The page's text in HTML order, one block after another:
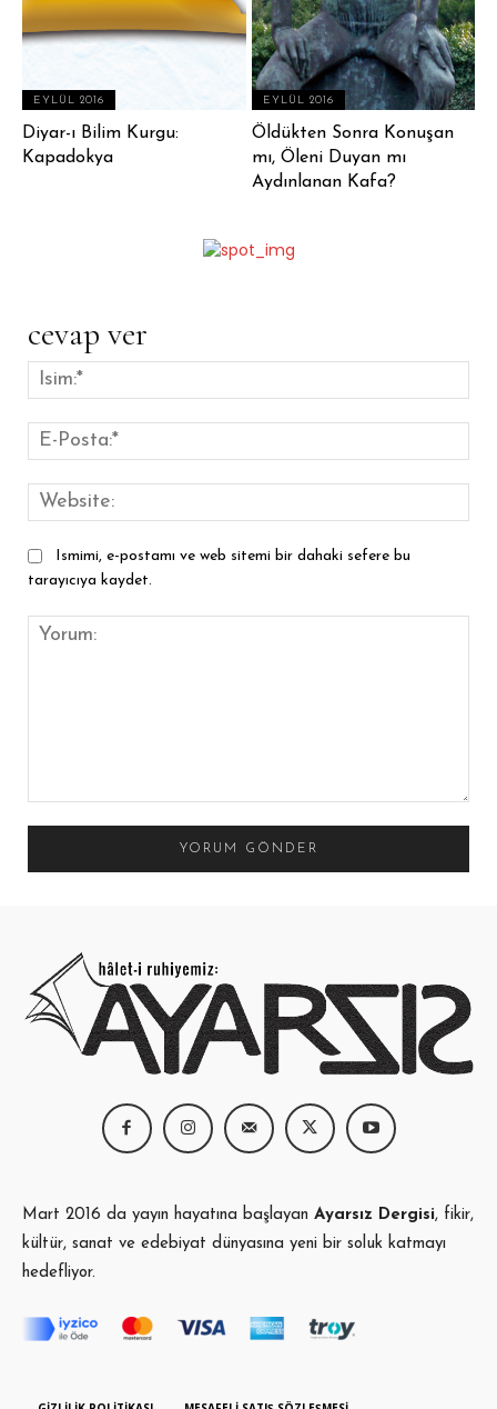
EYLÜL 2016
Diyar-ı Bilim Kurgu:
Kapadokya
EYLÜL 2016
Öldükten Sonra Konuşan
mı, Öleni Duyan mı
Aydınlanan Kafa?
cevap ver
Ismimi, e-postamı ve web sitemi bir dahaki sefere bu
tarayıcıya kaydet.
Mart 2016 da yayın hayatına başlayan Ayarsız Dergisi, fikir,
kültür, sanat ve edebiyat dünyasına yeni bir soluk katmayı
hedefliyor.